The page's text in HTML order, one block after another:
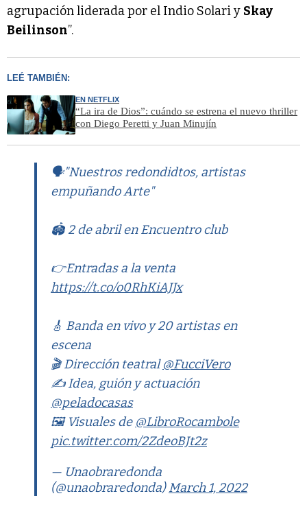
agrupación liderada por el Indio Solari y Skay
Beilinson”.
LEÉ TAMBIÉN:
EN NETFLIX
“La ira de Dios”: cuándo se estrena el nuevo thriller
con Diego Peretti y Juan Minujín
🗣️"Nuestros redondidtos, artistas
empuñando Arte"
🏟️ 2 de abril en Encuentro club
👉Entradas a la venta
https://t.co/o0RhKiAJJx
🎸 Banda en vivo y 20 artistas en
escena
🎬 Dirección teatral@FucciVero
✍️ Idea, guión y actuación
@peladocasas
🖼️ Visuales de @LibroRocambole
pic.twitter.com/2ZdeoBJt2z
— Unaobraredonda
(@unaobraredonda)March 1, 2022